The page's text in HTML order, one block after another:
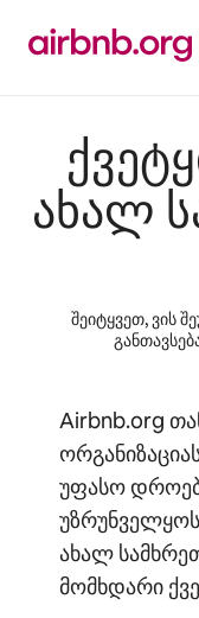
გადასვლა
ახალ
შეიტყვეთ, ვის
Airbnb.org
უფასო
ახალ
მომხდარი